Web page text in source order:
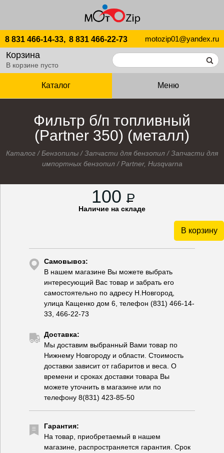
8 831 466-14-33, 8 831 466-22-73 motozip01@yandex.ru
Корзина
В корзине пусто
Каталог Меню
Фильтр б/п топливный
(Partner 350) (металл)
Каталог /Бензопилы /Запчасти для бензопил /Запчасти для
импортных бензопил/Partner, Husqvarna
100 P
Наличие на складе
В корзину
Самовывоз:
В нашем магазине Вы можете выбрать
интересующий Вас товар и забрать его
самостоятельно по адресу Н.Новгород,
улица Кащенко дом 6, телефон (831) 466-14-
33, 466-22-73
Доставка:
Мы доставим выбранный Вами товар по
Нижнему Новгороду и области. Стоимость
доставки зависит от габаритов и веса. О
времени и сроках доставки товара Вы
можете уточнить в магазине или по
телефону 8(831) 423-85-50
Гарантия:
На товар, приобретаемый в нашем
магазине, распространяется гарантия. Срок